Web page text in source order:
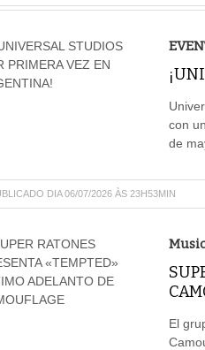
con
de
DIA 06/07/2026 ÀS 23H53MIN
El